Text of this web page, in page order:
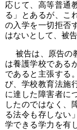
応じて、高等普通
る」とあるが、こ
の入学を一切拒否
はないとして、被
被告は、原告の
は養護学校である
であると主張する
び、学校教育法施
に達した障害者に
したのではなく、
る法令も存しない
学できる学力を有